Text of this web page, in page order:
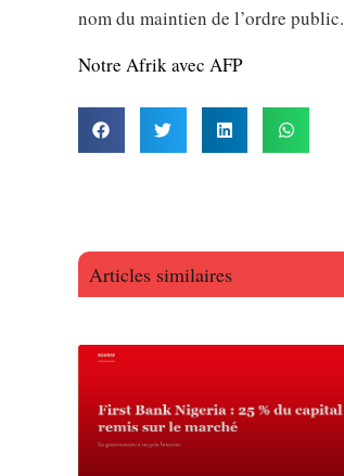
nom du maintien de l’ordre public.
Notre Afrik avec AFP
Articles similaires